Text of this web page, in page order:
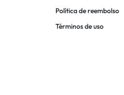
Política de reembolso
Términos de uso